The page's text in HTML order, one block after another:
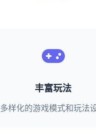
丰富玩法
多样化的游戏模式和玩法